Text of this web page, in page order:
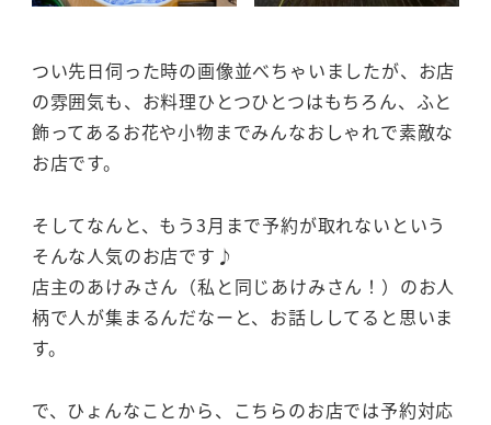
つい先日伺った時の画像並べちゃいましたが、お店
の雰囲気も、お料理ひとつひとつはもちろん、ふと
飾ってあるお花や小物までみんなおしゃれで素敵な
お店です。
そしてなんと、もう3月まで予約が取れないという
そんな人気のお店です♪
店主のあけみさん（私と同じあけみさん！）のお人
柄で人が集まるんだなーと、お話ししてると思いま
す。
で、ひょんなことから、こちらのお店では予約対応